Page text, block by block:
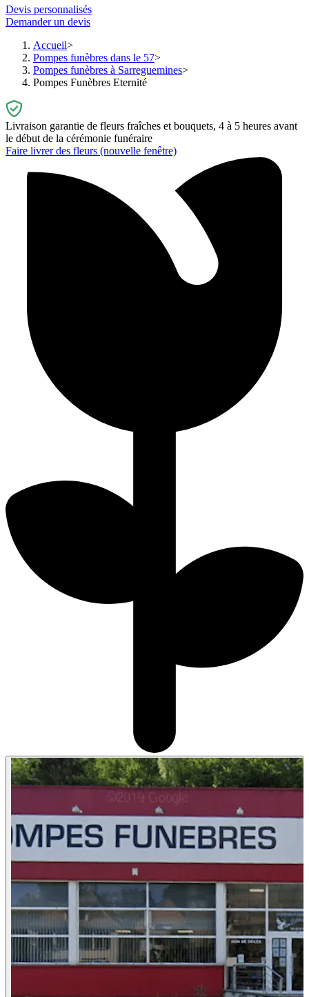
Devis personnalisés
Demander un devis
Accueil
Pompes funèbres dans le 57
Pompes funèbres à Sarreguemines
Pompes Funèbres Eternité
Livraison garantie de fleurs fraîches et bouquets, 4 à 5 heures avant
le début de la cérémonie funéraire
Faire livrer des fleurs (nouvelle fenêtre)